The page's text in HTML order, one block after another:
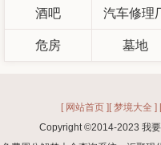
酒吧 汽车修理
危房 墓地
[ 网站首页 ] [ 梦境大全 ]
Copyright ©2014-2023 我